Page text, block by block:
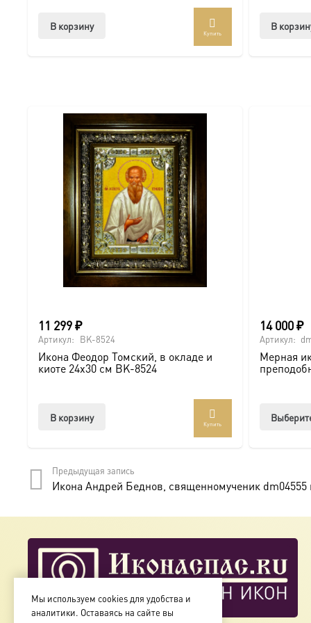
Доступна в стандартных размерах или может быть
Подписывайтесь на нашу группу ВКонтакте:
В корзину
Купить
В
11 299₽
Артикул: BK-8524
Икона Феодор Томский, в окладе и
киоте 24х30 см BK-8524
В корзину
Купить
14 000₽
Артикул:
Мерная
Предыдущая запись
Икона Андрей Беднов, священномученик dm04555
Мы используем cookies для удобства и
аналитики. Оставаясь на сайте вы